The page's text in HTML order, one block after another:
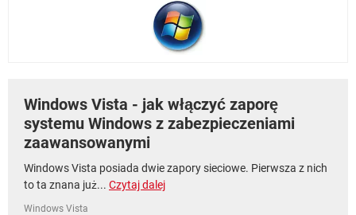
Windows Vista - jak włączyć zaporę
systemu Windows z zabezpieczeniami
zaawansowanymi
Windows Vista posiada dwie zapory sieciowe. Pierwsza z nich
to ta znana już... Czytaj dalej
Windows Vista